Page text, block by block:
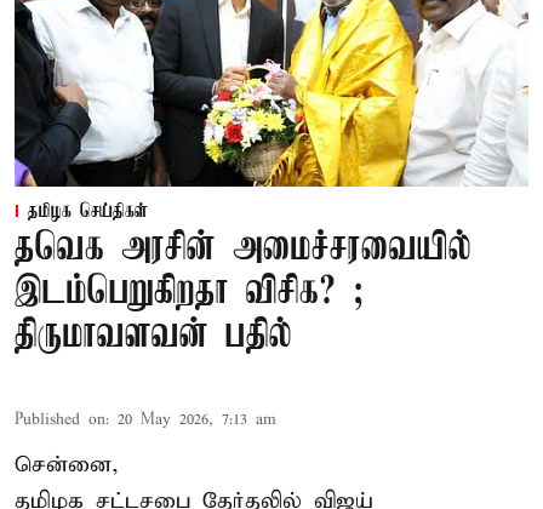
தமிழக செய்திகள்
தவெக அரசின் அமைச்சரவையில்
இடம்பெறுகிறதா விசிக? ;
திருமாவளவன் பதில்
Published on: 20 May 2026, 7:13 am
சென்னை,
தமிழக சட்டசபை தேர்தலில் விஜய்